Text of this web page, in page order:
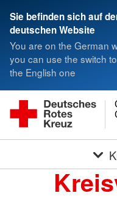
Sie befinden sich auf
deutschen Website
You are on the German
you can use the switch
the English one